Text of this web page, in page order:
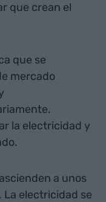
que crean el
que se
mercado
la electricidad y
a unos
La electricidad se